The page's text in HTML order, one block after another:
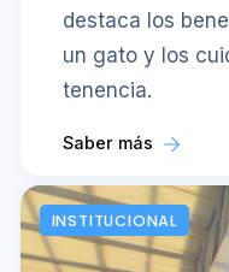
destaca los
un gato y los
tenencia.
Saber más
INSTITUCIONAL